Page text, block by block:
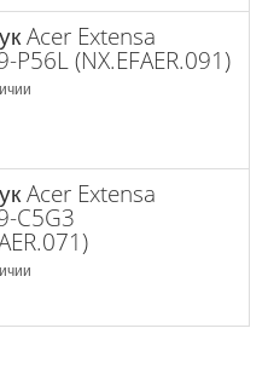
Acer Extensa
P56L (NX.EFAER.091)
Acer Extensa
C5G3